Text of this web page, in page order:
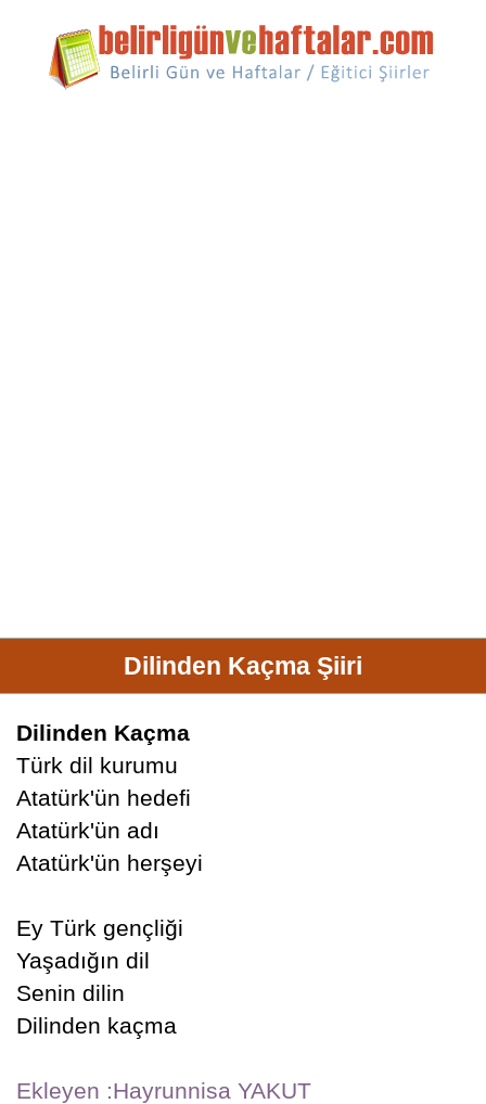
Dilinden Kaçma Şiiri
Dilinden Kaçma
Türk dil kurumu
Atatürk'ün hedefi
Atatürk'ün adı
Atatürk'ün herşeyi
Ey Türk gençliği
Yaşadığın dil
Senin dilin
Dilinden kaçma
Ekleyen :Hayrunnisa YAKUT